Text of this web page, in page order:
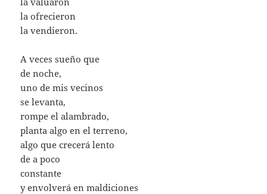
la ofrecieron
la vendieron.
A veces sueño que
de noche,
uno de mis vecinos
se levanta,
rompe el alambrado,
planta algo en el terreno,
algo que crecerá lento
de a poco
constante
y envolverá en maldiciones